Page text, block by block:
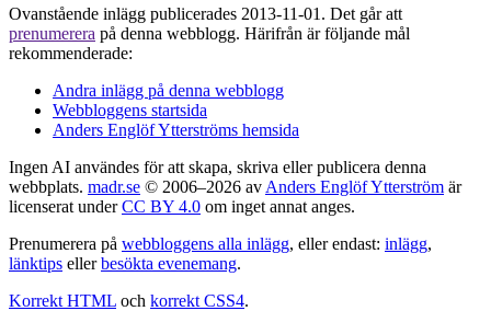
Ovanstående inlägg publicerades 2013-11-01. Det går att
prenumerera på denna webblogg. Härifrån är följande mål
rekommenderade:
Andra inlägg på denna webblogg
Webbloggens startsida
Anders Englöf Ytterströms hemsida
Ingen AI användes för att skapa, skriva eller publicera denna
webbplats. madr.se © 2006–2026 av Anders Englöf Ytterström är
licenserat underCC BY 4.0 om inget annat anges.
Prenumerera på webbloggens alla inlägg, eller endast: inlägg,
länktips ellerbesökta evenemang.
Korrekt HTML och korrekt CSS4.